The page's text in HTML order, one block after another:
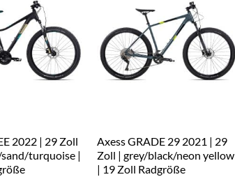
2022 | 29 Zoll
turquoise |
Axess GRADE 29 2021 | 29
Zoll | grey/black/neon yellow
| 19 Zoll Radgröße